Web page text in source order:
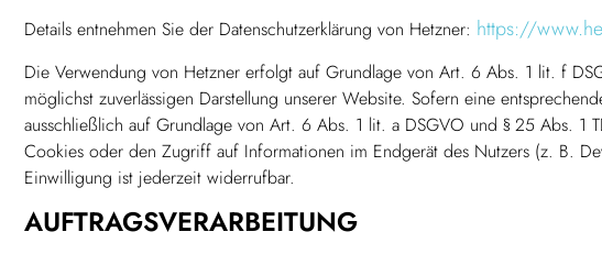
Details entnehmen Sie der Datenschutzerklärung von Hetzner: https://
Die Verwendung von Hetzner erfolgt auf Grundlage von Art. 6 Abs. 1 lit. f
möglichst zuverlässigen Darstellung unserer Website. Sofern eine
ausschließlich auf Grundlage von Art. 6 Abs. 1 lit. a DSGVO und § 25 Abs. 1
Cookies oder den Zugriff auf Informationen im Endgerät des Nutzers (z. B.
Einwilligung ist jederzeit widerrufbar.
AUFTRAGSVERARBEITUNG